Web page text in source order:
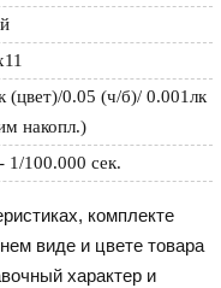
(цвет)/0.05 (ч/б)/ 0.001лк
накопл.)
1/100.000 сек.
комплекте
виде и цвете товара
характер и